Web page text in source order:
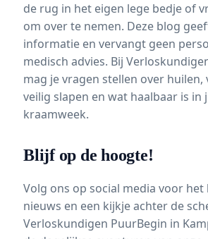
de rug in het eigen lege bedje of
om over te nemen. Deze blog
informatie en vervangt geen
medisch advies. Bij
mag je vragen stellen over huilen,
veilig slapen en wat haalbaar is in
kraamweek.
Blijf op de hoogte!
Volg ons op social media voor het
nieuws en een kijkje achter de
Verloskundigen PuurBegin in